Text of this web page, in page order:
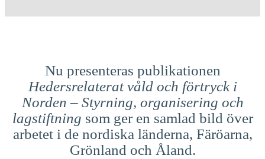
Nu presenteras publikationen
Hedersrelaterat våld och förtryck i
Norden – Styrning, organisering och
lagstiftning som ger en samlad bild över
arbetet i de nordiska länderna, Färöarna,
Grönland och Åland.